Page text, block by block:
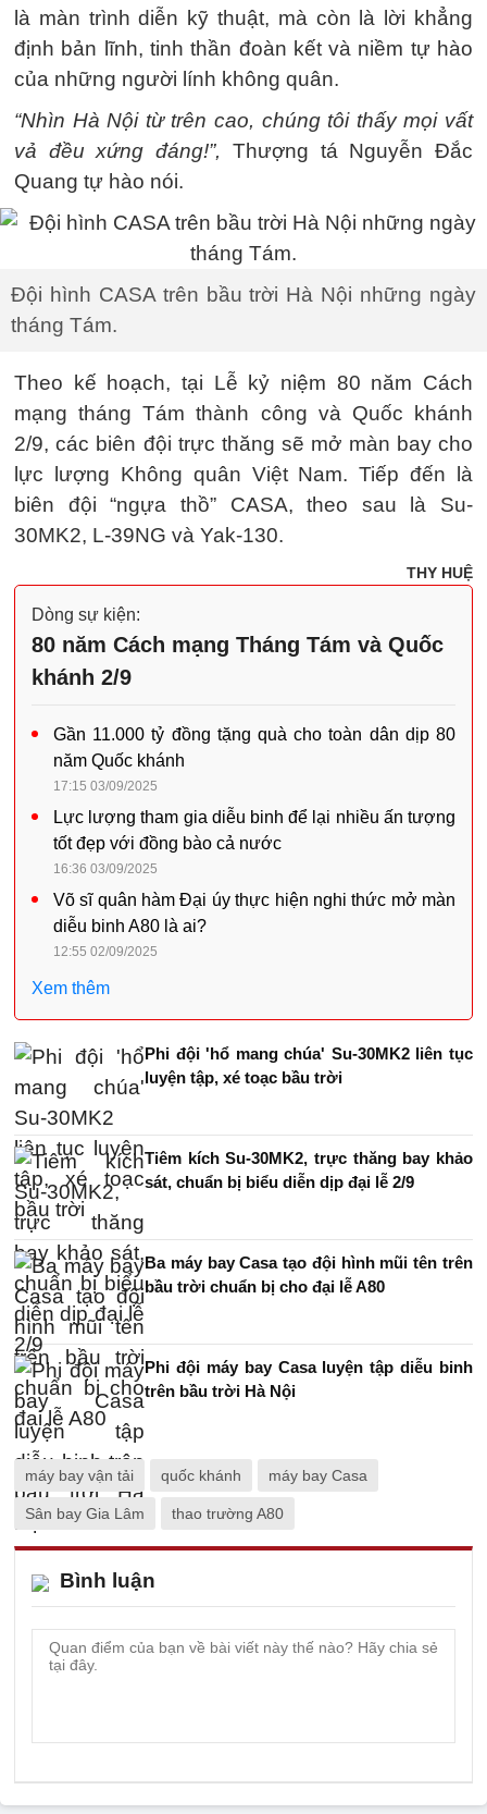
là màn trình diễn kỹ thuật, mà còn là lời khẳng
định bản lĩnh, tinh thần đoàn kết và niềm tự hào
của những người lính không quân.
“Nhìn Hà Nội từ trên cao, chúng tôi thấy mọi vất
vả đều xứng đáng!”,
Thượng tá Nguyễn Đắc
Quang tự hào nói.
Đội hình CASA trên bầu trời Hà Nội những ngày
tháng Tám.
Theo kế hoạch, tại Lễ kỷ niệm 80 năm Cách
mạng tháng Tám thành công và Quốc khánh
2/9, các biên đội trực thăng sẽ mở màn bay cho
lực lượng Không quân Việt Nam. Tiếp đến là
biên đội “ngựa thồ” CASA, theo sau là Su-
30MK2, L-39NG và Yak-130.
THY HUỆ
Dòng sự kiện:
80 năm Cách mạng Tháng Tám và Quốc
khánh 2/9
Gần 11.000 tỷ đồng tặng quà cho toàn dân dịp 80
năm Quốc khánh
17:15 03/09/2025
Lực lượng tham gia diễu binh để lại nhiều ấn tượng
tốt đẹp với đồng bào cả nước
16:36 03/09/2025
Võ sĩ quân hàm Đại úy thực hiện nghi thức mở màn
diễu binh A80 là ai?
12:55 02/09/2025
Xem thêm
Phi đội 'hổ mang chúa' Su-30MK2 liên tục
luyện tập, xé toạc bầu trời
Tiêm kích Su-30MK2, trực thăng bay khảo
sát, chuẩn bị biểu diễn dịp đại lễ 2/9
Ba máy bay Casa tạo đội hình mũi tên trên
bầu trời chuẩn bị cho đại lễ A80
Phi đội máy bay Casa luyện tập diễu binh
trên bầu trời Hà Nội
máy bay vận tải quốc khánh máy bay Casa
Sân bay Gia Lâm thao trường A80
Bình luận